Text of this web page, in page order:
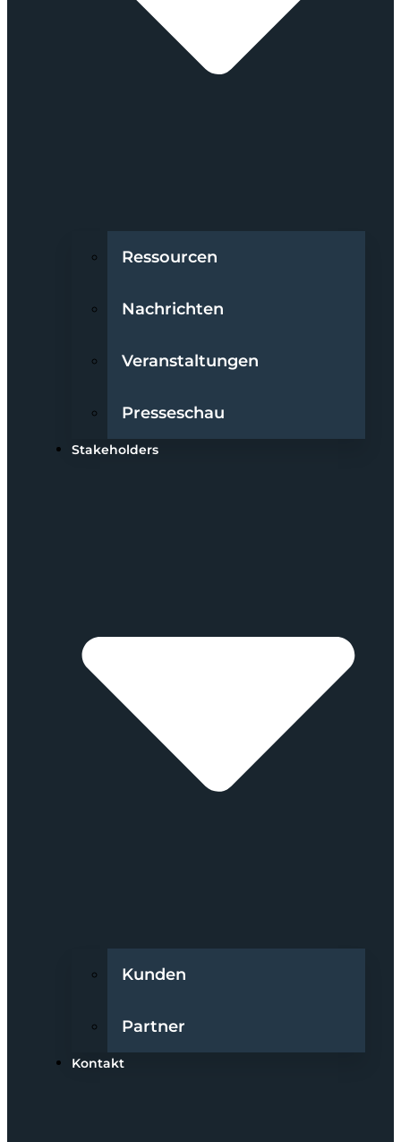
Ressourcen
Nachrichten
Veranstaltungen
Presseschau
Stakeholders
Kunden
Partner
Kontakt